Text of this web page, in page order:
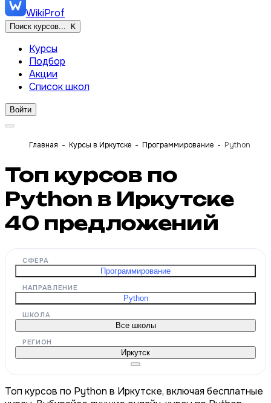
WikiProf
Поиск курсов... K
Курсы
Подбор
Акции
Список школ
Войти
Главная Курсы в Иркутске Программирование Python
Топ курсов по
Python в Иркутске
40 предложений
СФЕРА
Программирование
НАПРАВЛЕНИЕ
Python
ШКОЛА
Все школы
РЕГИОН
Иркутск
Топ курсов по Python в Иркутске, включая бесплатные